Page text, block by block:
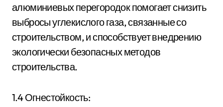
алюминиевых перегородок помогает снизить
выбросы углекислого газа, связанные со
строительством, и способствует внедрению
экологически безопасных методов
строительства.
1.4 Огнестойкость: